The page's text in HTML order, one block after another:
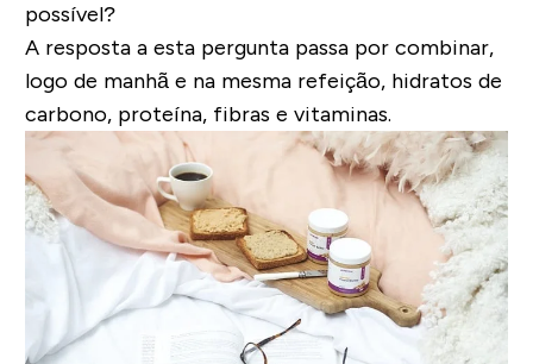
possível?
A resposta a esta pergunta passa porcombinar,
logo de manhã e na mesma refeição, hidratos de
carbono, proteína, fibras e vitaminas.